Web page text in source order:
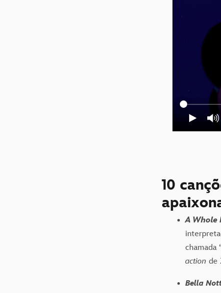
10
A Whole
chamada
action de
Bella